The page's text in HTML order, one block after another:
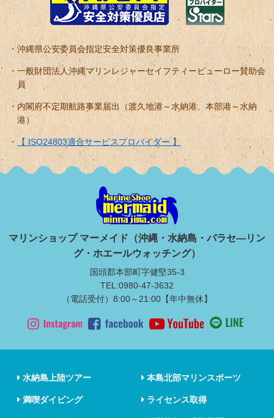
沖縄県公安委員会指定安全対策優良事業所
一般財団法人沖縄マリンレジャーセイフティービューロー賛助会
員
内閣府不定期航路事業届出（渡久地港～水納港、本部港～水納
港）
【 ISO24803適合サービスプロバイダー 】
マリンショップ マーメイド（沖縄・水納島・パラセ―リン
グ・ホエールウォッチング）
国頭郡本部町字健堅35-3
TEL:0980-47-3632
（電話受付）8:00～21:00【年中無休】
水納島上陸ツアー 本島北部マリンスポーツ
満喫ダイビング ライセンス取得